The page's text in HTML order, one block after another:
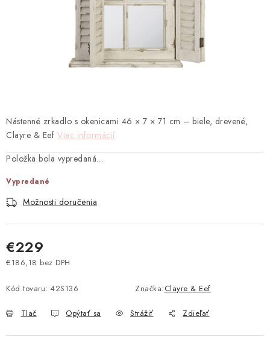
DARČEKOVÉ POUKÁŽKY
VŠETKY PRODUKTY
ZNAČKY
Ako nakupovať Doprava a platba
Obchodné podmienky
Podmienky ochrany osobných údajov
Návod na údržbu nábytku
Nástenné zrkadlo s okenicami 46 × 7 × 71 cm – biele, drevené,
Clayre & Eef Viac informácií
Položka bola vypredaná…
Vypredané
Možnosti doručenia
€229
€186,18 bez DPH
Kód tovaru: 42S136 Značka:Clayre & Eef
Tlač Opýtať sa Strážiť Zdieľať